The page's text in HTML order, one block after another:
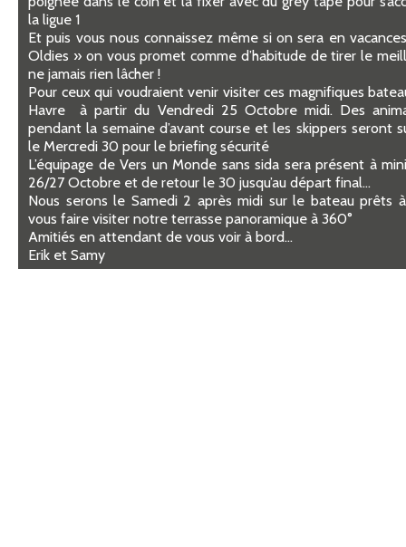
la ligue 1
Et puis vous nous connaissez même si on sera en
Oldies » on vous promet comme d’habitude de tirer le
ne jamais rien lâcher !
Pour ceux qui voudraient venir visiter ces magnifiques
Havre à partir du Vendredi 25 Octobre midi. Des
pendant la semaine d’avant course et les skippers seront
le Mercredi 30 pour le briefing sécurité
L’équipage de Vers un Monde sans sida sera présent à
26/27 Octobre et de retour le 30 jusqu’au départ final…
Nous serons le Samedi 2 après midi sur le bateau prêts
vous faire visiter notre terrasse panoramique à 360°
Amitiés en attendant de vous voir à bord…
Erik et Samy